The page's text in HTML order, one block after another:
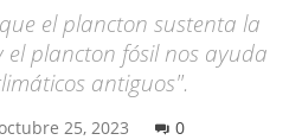
el plancton sustenta la
el plancton fósil nos ayuda
antiguos".
25, 2023 0